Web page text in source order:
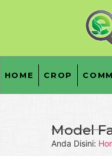
HOME CROP
Model
Anda Disini: